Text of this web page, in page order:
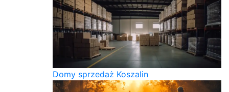
Domy sprzedaż Koszalin